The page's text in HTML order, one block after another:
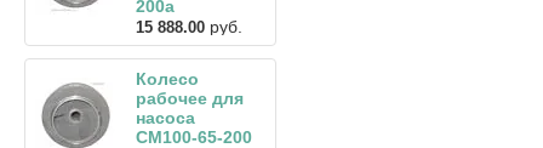
200а
15 888.00 руб.
Колесо
рабочее для
насоса
СМ100-65-200